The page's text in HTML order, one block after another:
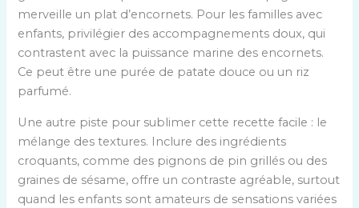
merveille un plat d’encornets. Pour les familles avec
enfants, privilégier des accompagnements doux, qui
contrastent avec la puissance marine des encornets.
Ce peut être une purée de patate douce ou un riz
parfumé.
Une autre piste pour sublimer cette recette facile : le
mélange des textures. Inclure des ingrédients
croquants, comme des pignons de pin grillés ou des
graines de sésame, offre un contraste agréable, surtout
quand les enfants sont amateurs de sensations variées